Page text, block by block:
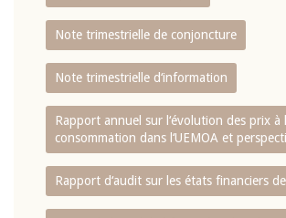
Note trimestrielle de conjoncture
Note trimestrielle d‘information
Rapport annuel sur l‘évolution des prix à
consommation dans l‘UEMOA et
Rapport d‘audit sur les états financiers